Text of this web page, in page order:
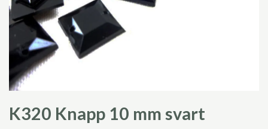
K320 Knapp 10 mm svart